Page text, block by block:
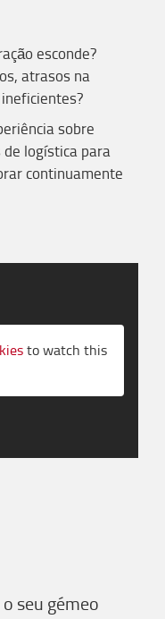
esconde?
atrasos na
sobre
logística para
continuamente
to watch this
o seu gémeo